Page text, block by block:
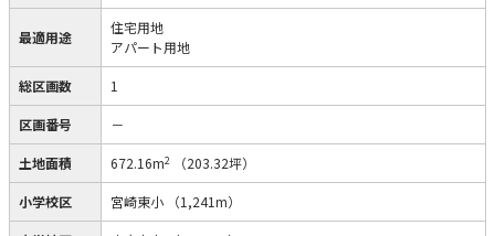
最適用途
住宅用地
アパート用地
総区画数 1
区画番号 －
土地面積 672.16m2 （203.32坪）
小学校区 宮崎東小 （1,241m）